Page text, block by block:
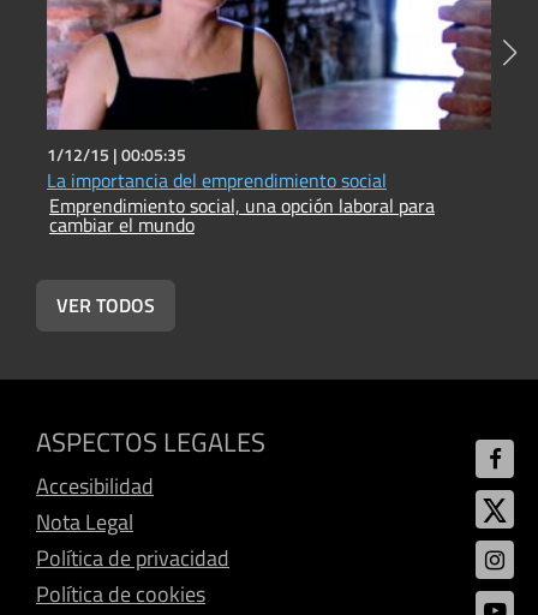
1/12/15 |00:05:35
La importancia del emprendimiento social
Emprendimiento social, una opción laboral para
cambiar el mundo
VER TODOS
ASPECTOS LEGALES
Accesibilidad
Nota Legal
Política de privacidad
Política de cookies